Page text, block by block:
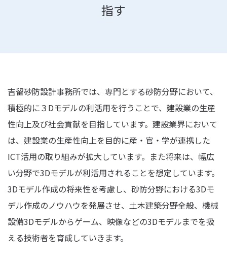
指す
吉留砂防設計事務所では、専門とする砂防分野において、
積極的に３Dモデルの利活用を行うことで、建設業の生産
性向上及び社会貢献を目指しています。建設業界において
は、建設業の生産性向上を目的に産・官・学が連携した
ICT活用の取り組みが拡大しています。また将来は、幅広
い分野で3Dモデルが利活用されることを想定しています。
3Dモデル作成の将来性を考慮し、砂防分野における3Dモ
デル作成のノウハウを発展させ、土木建築分野全般、機械
設備3Dモデルからゲーム、映像などの3Dモデルまでを扱
える技術者を育成していきます。